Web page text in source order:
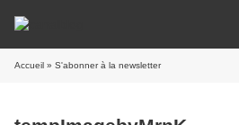
Accueil » S'abonner à la newsletter